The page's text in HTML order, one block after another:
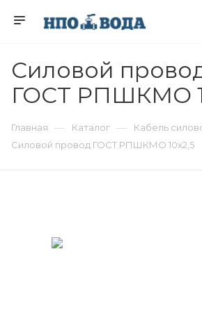
Силовой
ГОСТ РПШКМО
Главная — Каталог — Кабель
Силовой провод ГОСТ РПШКМО 10х2,5